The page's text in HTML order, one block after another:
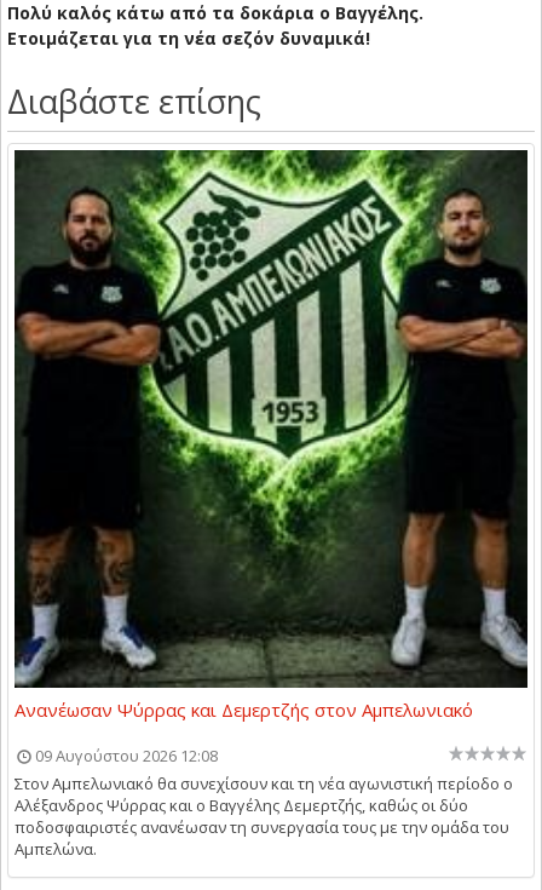
Πολύ καλός κάτω από τα δοκάρια ο Βαγγέλης.
Ετοιμάζεται για τη νέα σεζόν δυναμικά!
Διαβάστε επίσης
Ανανέωσαν Ψύρρας και Δεμερτζής στον Αμπελωνιακό
09 Αυγούστου 2026 12:08
Στον Αμπελωνιακό θα συνεχίσουν και τη νέα αγωνιστική περίοδο ο
Αλέξανδρος Ψύρρας και ο Βαγγέλης Δεμερτζής, καθώς οι δύο
ποδοσφαιριστές ανανέωσαν τη συνεργασία τους με την ομάδα του
Αμπελώνα.